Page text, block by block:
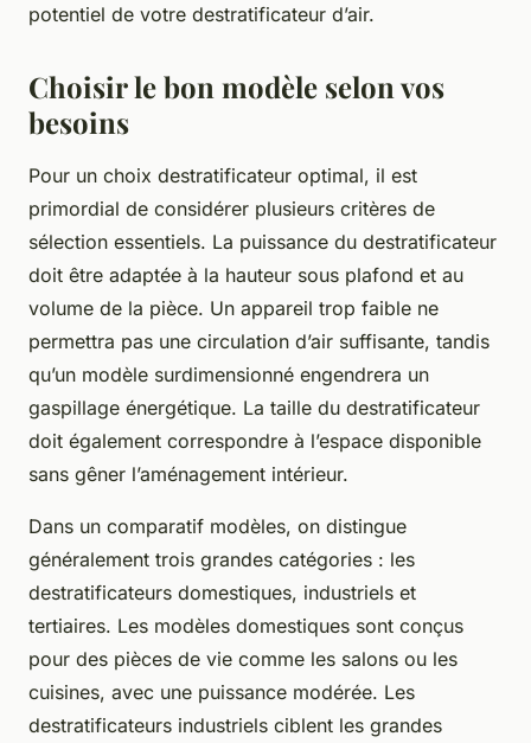
potentiel de votre destratificateur d’air.
Choisir le bon modèle selon vos
besoins
Pour un choix destratificateur optimal, il est
primordial de considérer plusieurs critères de
sélection essentiels. La puissance du destratificateur
doit être adaptée à la hauteur sous plafond et au
volume de la pièce. Un appareil trop faible ne
permettra pas une circulation d’air suffisante, tandis
qu’un modèle surdimensionné engendrera un
gaspillage énergétique. La taille du destratificateur
doit également correspondre à l’espace disponible
sans gêner l’aménagement intérieur.
Dans un comparatif modèles, on distingue
généralement trois grandes catégories : les
destratificateurs domestiques, industriels et
tertiaires. Les modèles domestiques sont conçus
pour des pièces de vie comme les salons ou les
cuisines, avec une puissance modérée. Les
destratificateurs industriels ciblent les grandes